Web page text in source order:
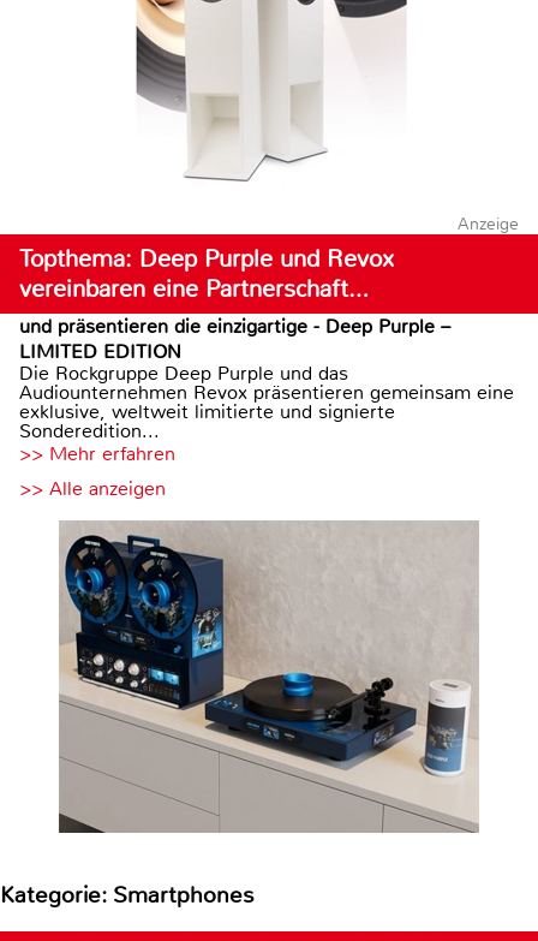
Anzeige
Topthema: Deep Purple und Revox
vereinbaren eine Partnerschaft…
und präsentieren die einzigartige - Deep Purple –
LIMITED EDITION
Die Rockgruppe Deep Purple und das
Audiounternehmen Revox präsentieren gemeinsam eine
exklusive, weltweit limitierte und signierte
Sonderedition...
>> Mehr erfahren
>> Alle anzeigen
Kategorie: Smartphones